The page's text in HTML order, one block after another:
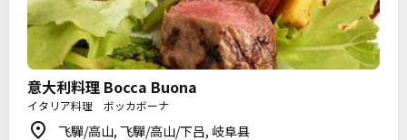
意大利料理 Bocca Buona
イタリア料理 ボッカボーナ
飞驒/高山, 飞驒/高山/下吕, 岐阜县